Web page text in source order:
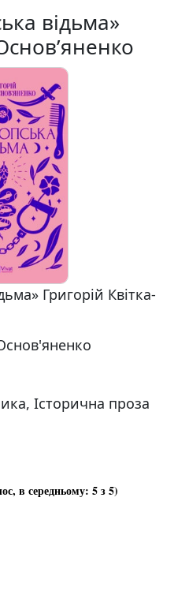
відьма»
Григорій Квітка-
Історична проза
в середньому: 5з 5)